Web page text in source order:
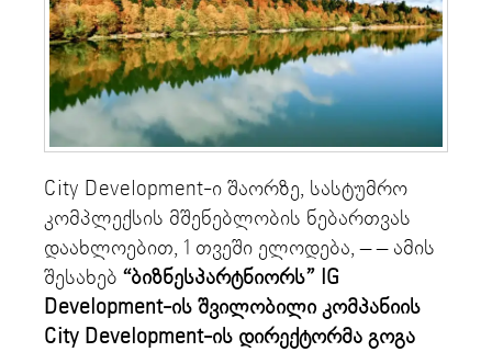
City Development-ი შაორზე, სასტუმრო
კომპლექსის მშენებლობის ნებართვას
დაახლოებით, 1 თვეში ელოდება, – – ამის
შესახებ “ბიზნესპარტნიორს” IG
Development-ის შვილობილი კომპანიის
City Development-ის დირექტორმა გოგა